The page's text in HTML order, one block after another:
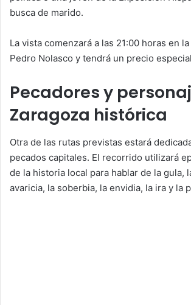
busca de marido.
La vista comenzará a las 21:00 horas en
Pedro Nolasco y tendrá un precio
Pecadores y
Zaragoza histórica
Otra de las rutas previstas estará
pecados capitales. El recorrido utilizará
de la historia local para hablar de la gula,
avaricia, la soberbia, la envidia, la ira y la